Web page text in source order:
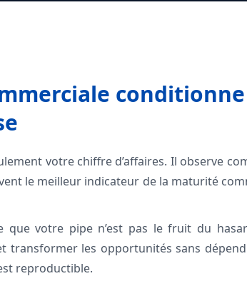
votre chiffre d’affaires. Il observe
le meilleur indicateur de la maturité
votre pipe n’est pas le fruit du
transformer les opportunités sans
reproductible.